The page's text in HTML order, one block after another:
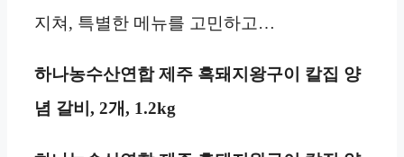
지쳐, 특별한 메뉴를 고민하고…
하나농수산연합 제주 흑돼지왕구이 칼집 양
념 갈비, 2개, 1.2kg